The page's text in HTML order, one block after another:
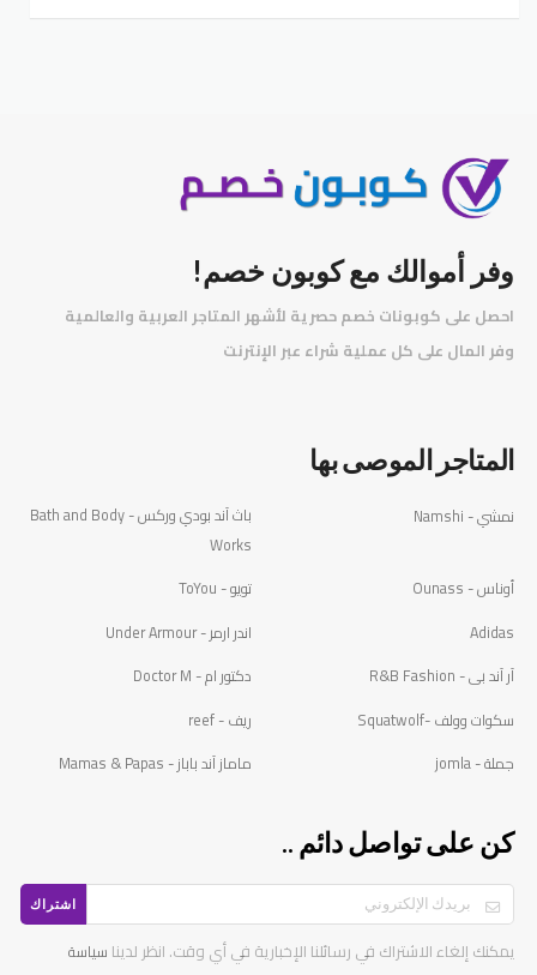
وفر أموالك مع كوبون خصم!
احصل على كوبونات خصم حصرية لأشهر المتاجر العربية والعالمية
وفر المال على كل عملية شراء عبر الإنترنت
المتاجر الموصى بها
نمشي - Namshi
باث آند بودي وركس - Bath and Body
Works
أوناس - Ounass
تويو - ToYou
Adidas
اندر ارمر - Under Armour
آر آند بى - R&B Fashion
دكتور ام - Doctor M
سكوات وولف -Squatwolf
ريف - reef
جملة - jomla
ماماز آند باباز - Mamas & Papas
كن على تواصل دائم ..
اشتراك
يمكنك إلغاء الاشتراك في رسائلنا الإخبارية في أي وقت. انظر لدينا سياسة